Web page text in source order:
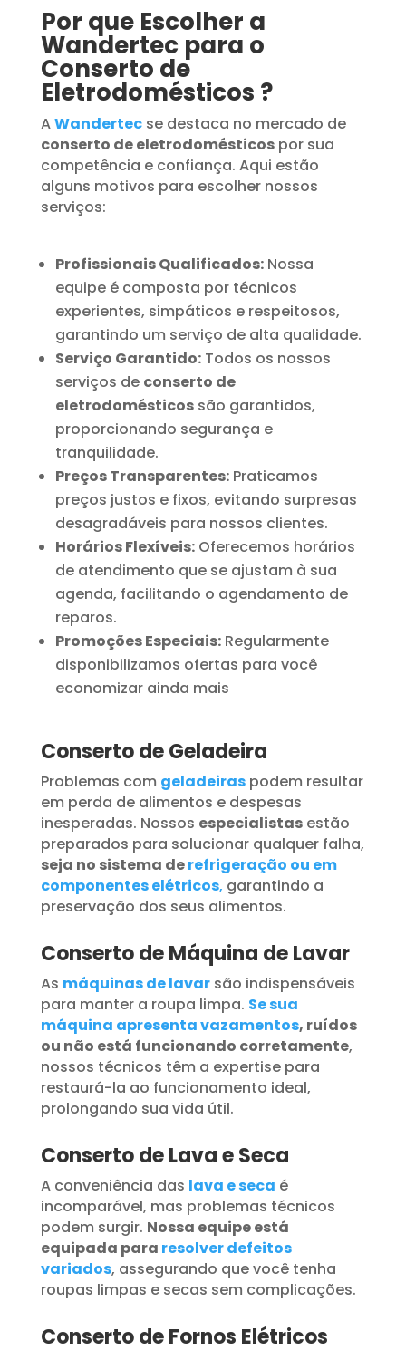
Por que Escolher a
Wandertec para o
Conserto de
Eletrodomésticos ?
AWandertecse destaca no mercado de
conserto de eletrodomésticospor sua
competência e confiança. Aqui estão
alguns motivos para escolher nossos
serviços:
Profissionais Qualificados:Nossa
equipe é composta por técnicos
experientes, simpáticos e respeitosos,
garantindo um serviço de alta qualidade.
Serviço Garantido:Todos os nossos
serviços de conserto de
eletrodomésticossão garantidos,
proporcionando segurança e
tranquilidade.
Preços Transparentes:Praticamos
preços justos e fixos, evitando surpresas
desagradáveis para nossos clientes.
Horários Flexíveis:Oferecemos horários
de atendimento que se ajustam à sua
agenda, facilitando o agendamento de
reparos.
Promoções Especiais:Regularmente
disponibilizamos ofertas para você
economizar ainda mais
Conserto de Geladeira
Problemas com geladeiraspodem resultar
em perda de alimentos e despesas
inesperadas. Nossos especialistasestão
preparados para solucionar qualquer falha,
seja no sistema derefrigeração ou em
componentes elétricos, garantindo a
preservação dos seus alimentos.
Conserto de Máquina de Lavar
As máquinas de lavar são indispensáveis
para manter a roupa limpa. Se sua
máquina apresenta vazamentos, ruídos
ou não está funcionando corretamente,
nossos técnicos têm a expertise para
restaurá-la ao funcionamento ideal,
prolongando sua vida útil.
Conserto de Lava e Seca
A conveniência das lava e seca é
incomparável, mas problemas técnicos
podem surgir. Nossa equipe está
equipada para resolver defeitos
variados, assegurando que você tenha
roupas limpas e secas sem complicações.
Conserto de Fornos Elétricos